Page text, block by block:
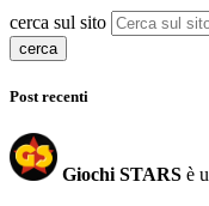
cerca sul sito
cerca
Post recenti
Giochi STARS è